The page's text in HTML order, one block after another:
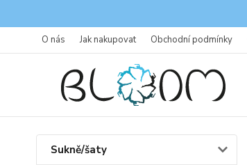
O nás Jak nakupovat Obchodní podmínky
Sukně/šaty